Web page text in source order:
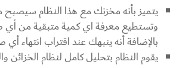
يتميز بأنه مخزنك مع هذا النظام
وتستطيع معرفة اي كمية متبقية من
بالإضافة أنه ينبهك عند اقتراب انتهاء
يقوم النظام بتحليل كامل لنظام الخزائن